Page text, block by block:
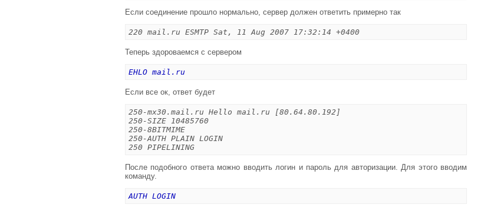
Если соединение прошло нормально, сервер должен ответить примерно так
220 mail.ru ESMTP Sat, 11 Aug 2007 17:32:14 +0400
Теперь здороваемся с сервером
EHLO mail.ru
Если все ок, ответ будет
250-mx30.mail.ru Hello mail.ru [80.64.80.192]
250-SIZE 10485760
250-8BITMIME
250-AUTH PLAIN LOGIN
250 PIPELINING
После подобного ответа можно вводить логин и пароль для авторизации. Для этого вводим
команду.
AUTH LOGIN